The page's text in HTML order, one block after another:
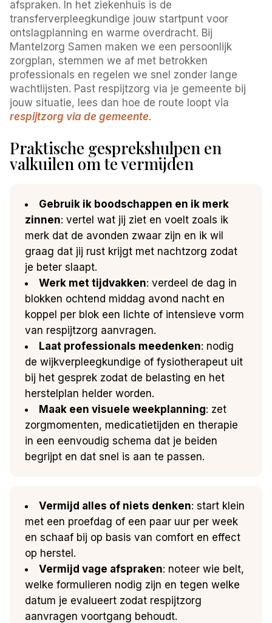
afspraken. In het ziekenhuis is de
transferverpleegkundige jouw startpunt voor
ontslagplanning en warme overdracht. Bij
Mantelzorg Samen maken we een persoonlijk
zorgplan, stemmen we af met betrokken
professionals en regelen we snel zonder lange
wachtlijsten. Past respijtzorg via je gemeente bij
jouw situatie, lees dan hoe de route loopt via
respijtzorg via de gemeente.
Praktische gesprekshulpen en
valkuilen om te vermijden
Gebruik ik boodschappen en ik merk
zinnen: vertel wat jij ziet en voelt zoals ik
merk dat de avonden zwaar zijn en ik wil
graag dat jij rust krijgt met nachtzorg zodat
je beter slaapt.
Werk met tijdvakken: verdeel de dag in
blokken ochtend middag avond nacht en
koppel per blok een lichte of intensieve vorm
van respijtzorg aanvragen.
Laat professionals meedenken: nodig
de wijkverpleegkundige of fysiotherapeut uit
bij het gesprek zodat de belasting en het
herstelplan helder worden.
Maak een visuele weekplanning: zet
zorgmomenten, medicatietijden en therapie
in een eenvoudig schema dat je beiden
begrijpt en dat snel is aan te passen.
Vermijd alles of niets denken: start klein
met een proefdag of een paar uur per week
en schaaf bij op basis van comfort en effect
op herstel.
Vermijd vage afspraken: noteer wie belt,
welke formulieren nodig zijn en tegen welke
datum je evalueert zodat respijtzorg
aanvragen voortgang behoudt.